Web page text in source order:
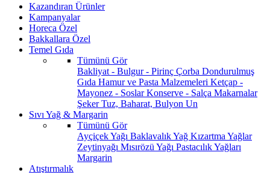
Kazandıran Ürünler
Kampanyalar
Horeca Özel
Bakkallara Özel
Temel Gıda
Tümünü Gör
Bakliyat - Bulgur - Pirinç Çorba Dondurulmuş
Gıda Hamur ve Pasta Malzemeleri Ketçap -
Mayonez - SoslarKonserve - Salça Makarnalar
ŞekerTuz, Baharat, Bulyon Un
Sıvı Yağ & Margarin
Tümünü Gör
Ayçiçek Yağı Baklavalık Yağ Kızartma Yağlar
Zeytinyağı Mısırözü Yağı Pastacılık Yağları
Margarin
Atıştırmalık